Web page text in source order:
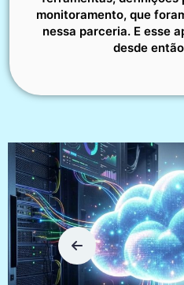
monitoramento, que
nessa parceria. E esse
desde